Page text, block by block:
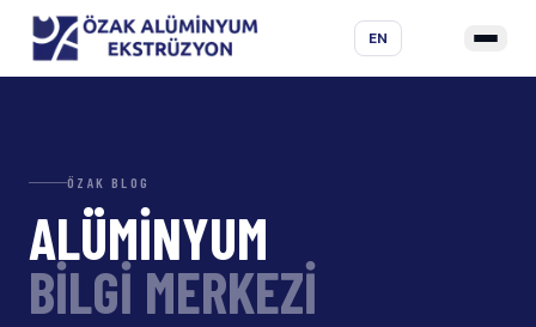
EN
ÖZAK BLOG
ALÜMİNYUM
BİLGİ MERKEZİ